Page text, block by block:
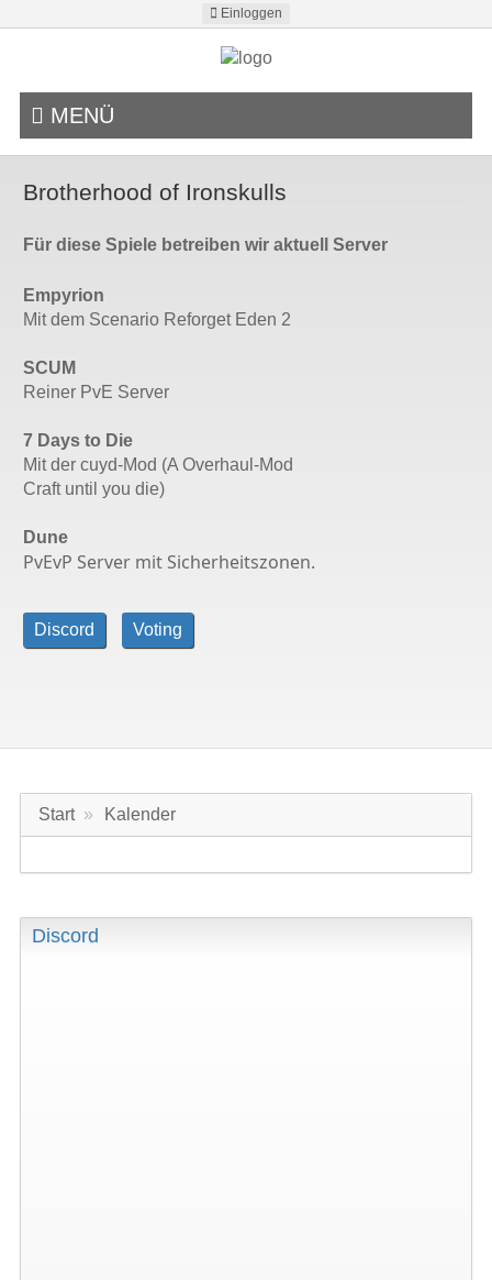
Einloggen
MENÜ
Brotherhood of Ironskulls
Für diese Spiele betreiben wir aktuell Server
Empyrion
Mit dem Scenario Reforget Eden 2
SCUM
Reiner PvE Server
7 Days to Die
Mit der cuyd-Mod (A Overhaul-Mod
Craft until you die)
Dune
PvEvP Server mit Sicherheitszonen.
Discord Voting
Start Kalender
Discord